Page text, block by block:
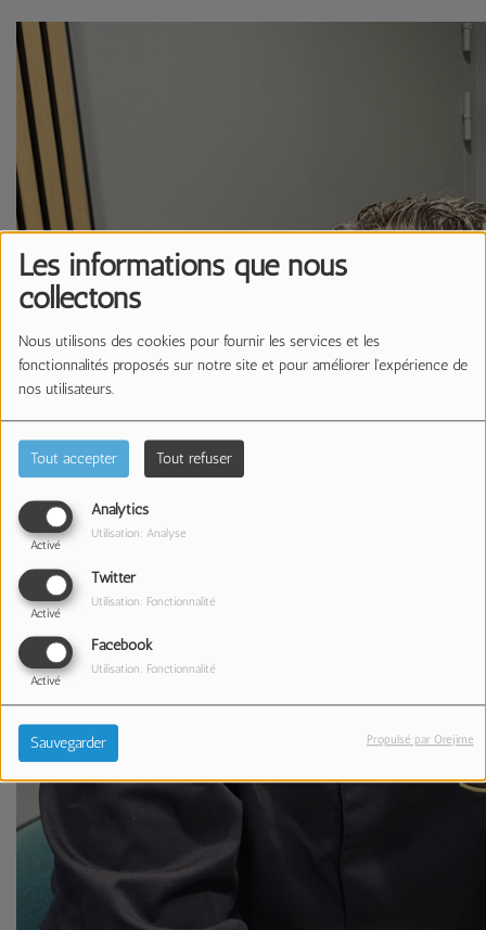
Les informations que nous
collectons
Nous utilisons des cookies pour fournir les services et les
fonctionnalités proposés sur notre site et pour améliorer l'expérience de
nos utilisateurs.
Tout accepter Tout refuser
Analytics
Activé
Utilisation: Analyse
Twitter
Activé
Utilisation: Fonctionnalité
Facebook
Activé
Utilisation: Fonctionnalité
Sauvegarder Propulsé par Orejime